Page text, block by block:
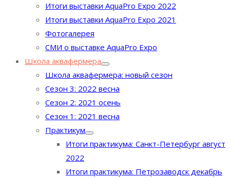
Итоги выставки AquaPro Expo 2022
Итоги выставки AquaPro Expo 2021
Фотогалерея
СМИ о выставке AquaPro Expo
Школа аквафермера
Школа аквафермера: новый сезон
Сезон 3: 2022 весна
Сезон 2: 2021 осень
Сезон 1: 2021 весна
Практикум
Итоги практикума: Санкт-Петербург август
2022
Итоги практикума: Петрозаводск декабрь